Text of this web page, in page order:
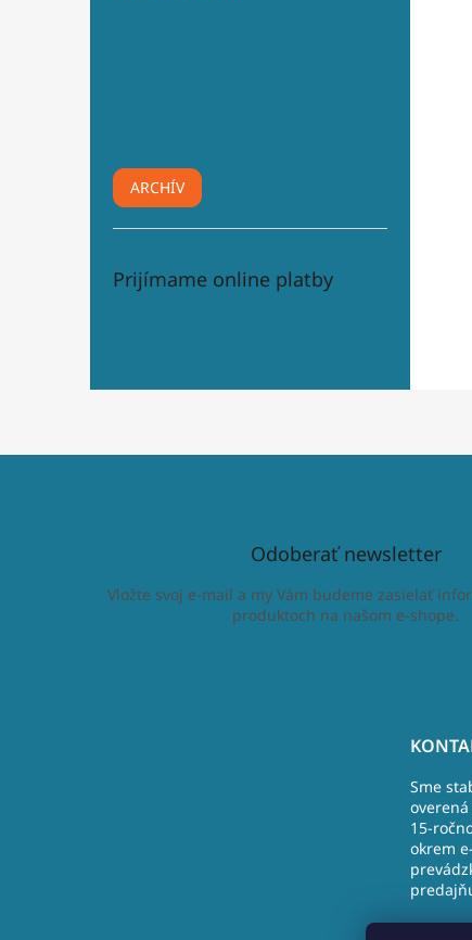
ARCHÍV
Prijímame online platby
Odoberať newsletter
Vložte svoj e-mail a my Vám budeme zasielať
produktoch na našom e-shope.
Sme
overená
15-
okrem